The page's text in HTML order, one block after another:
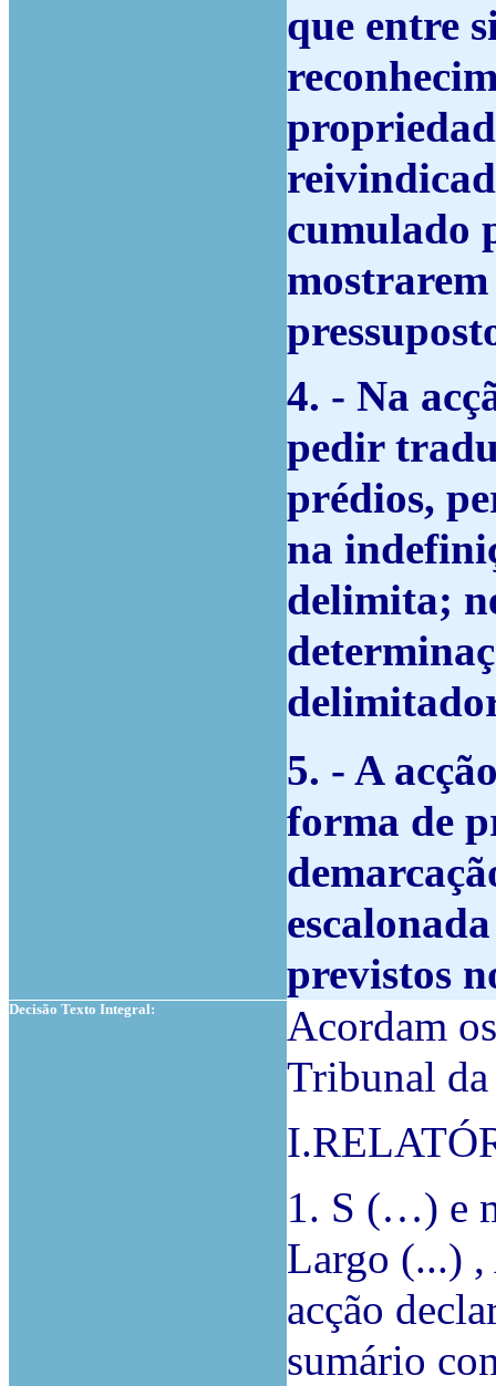
que entre
cumulado
mostrarem
4. - Na
pedir
prédios,
na
delimita;
5. - A
forma de
previstos
Decisão Texto Integral:
Acordam
Tribunal
1. S (…) e
Largo (...) ,
acção
sumário